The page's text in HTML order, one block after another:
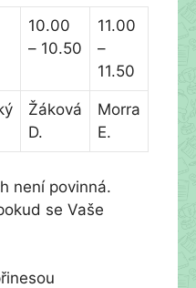
10.00
– 10.50
11.00
–
11.50
Žáková
D.
Morra
E.
není povinná.
se Vaše